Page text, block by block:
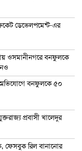
ডেভেলপমেন্ট-এর
ওসমানীনগরে বনফুলকে
অভিযোগে বনফুলকে ৫০
প্রবাসী খালেদুর
ফেসবুক রিল বানানোর